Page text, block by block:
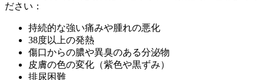
ださい：
持続的な強い痛みや腫れの悪化
38度以上の発熱
傷口からの膿や異臭のある分泌物
皮膚の色の変化（紫色や黒ずみ）
排尿困難